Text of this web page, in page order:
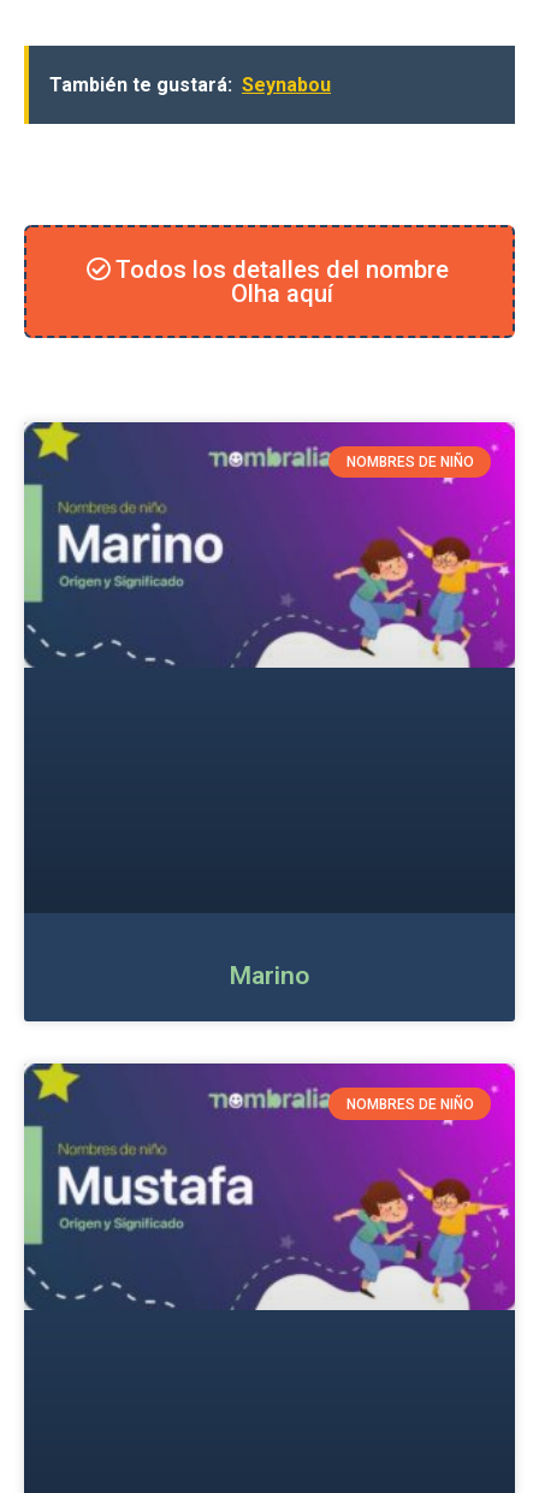
También te gustará: Seynabou
Todos los detalles del nombre
Olha aquí
NOMBRES DE NIÑO
Marino
NOMBRES DE NIÑO